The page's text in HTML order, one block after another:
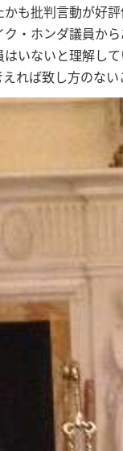
も批判言動が好
・ホンダ議員か
いないと理解し
れば致し方のない